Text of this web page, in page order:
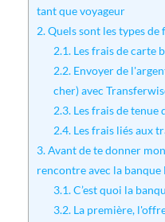
tant que voyageur
2.Quels sont les types de
2.1. Les frais de carte
2.2. Envoyer de
cher) avec
2.3. Les frais de tenue
2.4. Les frais liés aux
3.Avant de te donner
rencontre avec la banque
3.1.C’est quoi la
3.2. La première,